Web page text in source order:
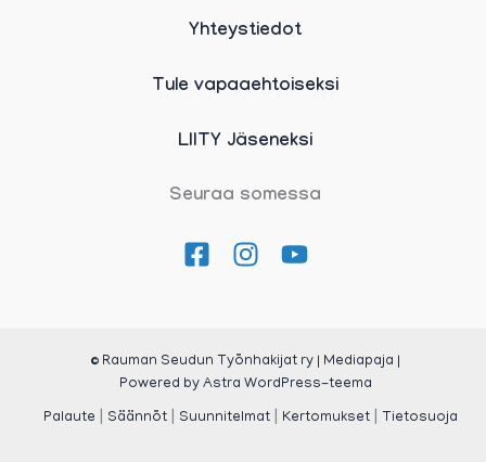
Yhteystiedot
Tule vapaaehtoiseksi
LIITY Jäseneksi
Seuraa somessa
© Rauman Seudun Työnhakijat ry | Mediapaja |
Powered by Astra WordPress-teema
Palaute Säännöt Suunnitelmat Kertomukset | Tietosuoja